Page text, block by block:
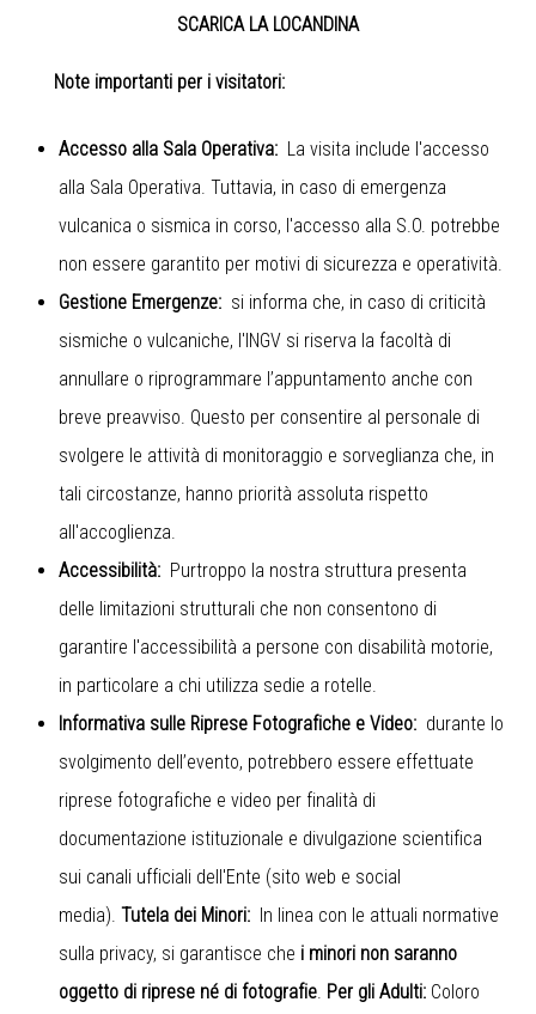
SCARICA LA LOCANDINA
Note importanti per i visitatori:
Accesso alla Sala Operativa: La visita include l'accesso
alla Sala Operativa. Tuttavia, in caso di emergenza
vulcanica o sismica in corso, l'accesso alla S.O. potrebbe
non essere garantito per motivi di sicurezza e operatività.
Gestione Emergenze: si informa che, in caso di criticità
sismiche o vulcaniche, l'INGV si riserva la facoltà di
annullare o riprogrammare l’appuntamento anche con
breve preavviso. Questo per consentire al personale di
svolgere le attività di monitoraggio e sorveglianza che, in
tali circostanze, hanno priorità assoluta rispetto
all'accoglienza.
Accessibilità: Purtroppo la nostra struttura presenta
delle limitazioni strutturali che non consentono di
garantire l'accessibilità a persone con disabilità motorie,
in particolare a chi utilizza sedie a rotelle.
Informativa sulle Riprese Fotografiche e Video: durante lo
svolgimento dell’evento, potrebbero essere effettuate
riprese fotografiche e video per finalità di
documentazione istituzionale e divulgazione scientifica
sui canali ufficiali dell'Ente (sito web e social
media). Tutela dei Minori: In linea con le attuali normative
sulla privacy, si garantisce che i minori non saranno
oggetto di riprese né di fotografie. Per gli Adulti: Coloro